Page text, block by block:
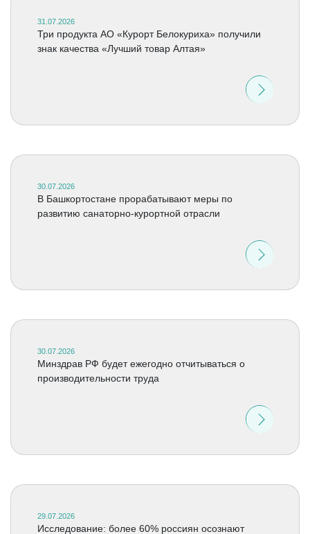
31.07.2026
Три продукта АО «Курорт Белокуриха» получили
знак качества «Лучший товар Алтая»
30.07.2026
В Башкортостане прорабатывают меры по
развитию санаторно-курортной отрасли
30.07.2026
Минздрав РФ будет ежегодно отчитываться о
производительности труда
29.07.2026
Исследование: более 60% россиян осознают